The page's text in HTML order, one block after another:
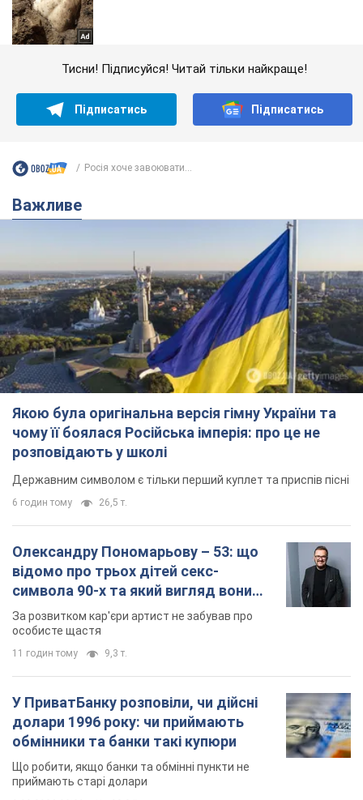
Тисни! Підписуйся! Читай тільки найкраще!
Підписатись Підписатись
Росія хоче завоювати...
Важливе
Якою була оригінальна версія гімну України та
чому її боялася Російська імперія: про це не
розповідають у школі
Державним символом є тільки перший куплет та приспів пісні
6 годин тому 26,5 т.
Олександру Пономарьову – 53: що
відомо про трьох дітей секс-
символа 90-х та який вигляд вони
мають
За розвитком кар'єри артист не забував про
особисте щастя
11 годин тому 9,3 т.
У ПриватБанку розповіли, чи дійсні
долари 1996 року: чи приймають
обмінники та банки такі купюри
Що робити, якщо банки та обмінні пункти не
приймають старі долари